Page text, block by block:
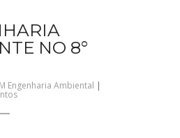
NO 8°
Engenharia Ambiental |